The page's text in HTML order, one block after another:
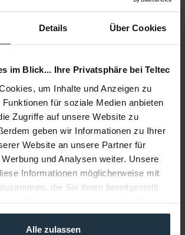
Details Über Cookies
im Blick... Ihre Privatsphäre bei Teltec
um Inhalte und Anzeigen zu
für soziale Medien anbieten
Zugriffe auf unsere Website zu
geben wir Informationen zu Ihrer
Website an unsere Partner für
und Analysen weiter. Unsere
Informationen möglicherweise mit
die Sie ihnen bereitgestellt
Alle zulassen
& Produktsicherheit
Hersteller sind verfübar...... mehr
SanDisk Professional ansehen